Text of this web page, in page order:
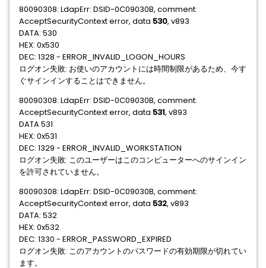
80090308: LdapErr: DSID-0C09030B, comment:
AcceptSecurityContext error, data 530, v893
DATA: 530
HEX: 0x530
DEC: 1328 - ERROR_INVALID_LOGON_HOURS
ログオン失敗: お使いのアカウントには時間制限があるため、今す
ぐサインインすることはできません。
80090308: LdapErr: DSID-0C09030B, comment:
AcceptSecurityContext error, data 531, v893
DATA 531
HEX: 0x531
DEC: 1329 - ERROR_INVALID_WORKSTATION
ログオン失敗: このユーザーはこのコンピューターへのサインイン
を許可されていません。
80090308: LdapErr: DSID-0C09030B, comment:
AcceptSecurityContext error, data 532, v893
DATA: 532
HEX: 0x532
DEC: 1330 - ERROR_PASSWORD_EXPIRED
ログオン失敗: このアカウントのパスワードの有効期限が切れてい
ます。